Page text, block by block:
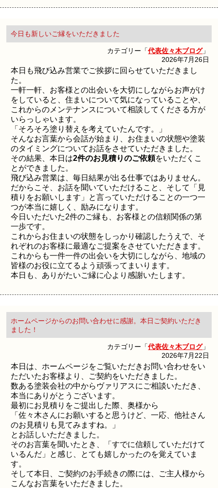
今日も新しいご縁をいただきました
カテゴリー「代表佐々木ブログ」
2026年7月26日
本日も飛び込み営業でご挨拶に回らせていただきまし
た。
一軒一軒、お客様との出会いを大切にしながらお声がけ
をしていると、住まいについて気になっていることや、
これからのメンテナンスについて相談してくださる方が
いらっしゃいます。
「そろそろ塗り替えを考えていたんです。」
そんなお言葉から会話が始まり、お住まいの状態や塗装
のタイミングについてお話をさせていただきました。
その結果、本日は2件のお見積りのご依頼をいただくこ
とができました。
飛び込み営業は、毎日結果が出る仕事ではありません。
だからこそ、お話を聞いていただけること、そして「見
積りをお願いします」と言っていただけることの一つ一
つが本当に嬉しく、励みになります。
今日いただいた2件のご縁も、お客様との信頼関係の第
一歩です。
これからお住まいの状態をしっかり確認したうえで、そ
れぞれのお客様に最適なご提案をさせていただきます。
これからも一件一件の出会いを大切にしながら、地域の
皆様のお役に立てるよう頑張ってまいります。
本日も、ありがたいご縁に心より感謝いたします。
ホームページからのお問い合わせに感謝。本日ご契約いただき
ました！
カテゴリー「代表佐々木ブログ」
2026年7月22日
本日は、ホームページをご覧いただきお問い合わせをい
ただいたお客様より、ご契約をいただきました。
数ある塗装会社の中からヴァリアスにご相談いただき、
本当にありがとうございます。
最初にお見積りをご提出した際、奥様から
「佐々木さんにお願いすると思うけど、一応、他社さん
のお見積りも見てみますね。」
とお話しいただきました。
そのお言葉を聞いたとき、「すでに信頼していただけて
いるんだ」と感じ、とても嬉しかったのを覚えていま
す。
そして本日、ご契約のお手続きの際には、ご主人様から
こんなお言葉をいただきました。